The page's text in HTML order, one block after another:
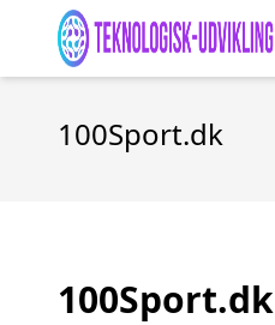
100Sport.dk
100Sport.dk